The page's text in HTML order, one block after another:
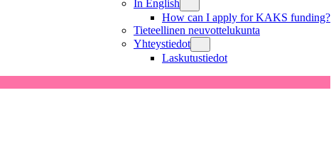
In English
How can I apply for KAKS funding?
Tieteellinen neuvottelukunta
Yhteystiedot
Laskutustiedot